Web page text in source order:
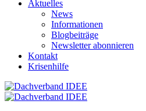
Aktuelles
News
Informationen
Blogbeiträge
Newsletter abonnieren
Kontakt
Krisenhilfe